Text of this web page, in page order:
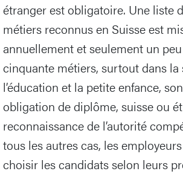
étranger est obligatoire. Une liste
métiers reconnus en Suisse est
annuellement et seulement un
cinquante métiers, surtout dans la
l’éducation et la petite enfance,
obligation de diplôme, suisse ou
reconnaissance de l’autorité
tous les autres cas, les
choisir les candidats selon leurs